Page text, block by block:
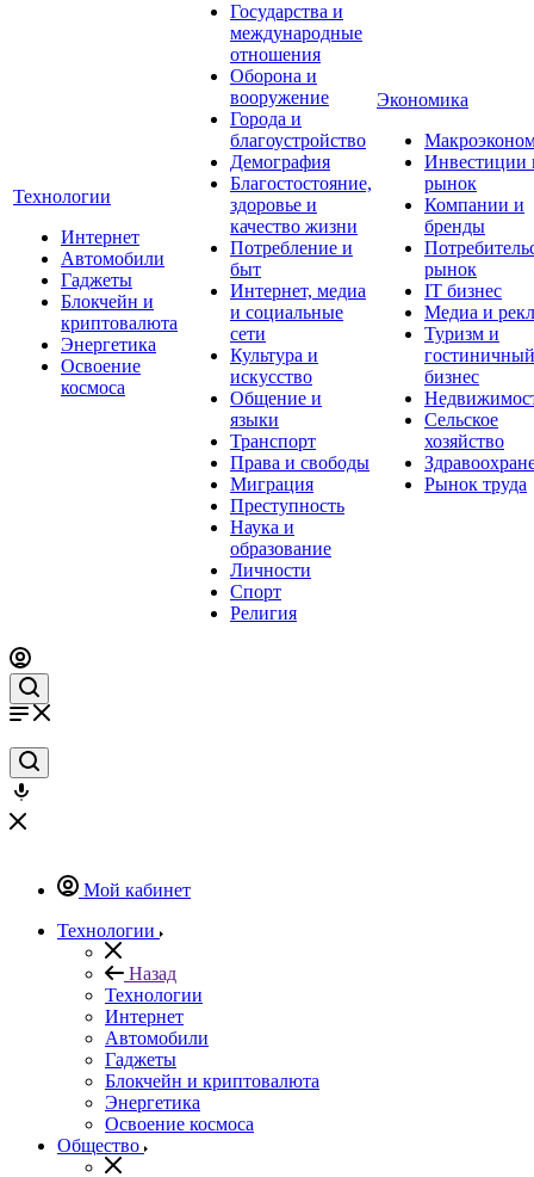
Технологии
Интернет
Автомобили
Гаджеты
Блокчейн и
криптовалюта
Энергетика
Освоение
космоса
Государства и
международные
отношения
Оборона и
вооружение
Города и
благоустройство
Демография
Благостостояние,
здоровье и
качество жизни
Потребление и
быт
Интернет, медиа
и социальные
сети
Культура и
искусство
Общение и
языки
Транспорт
Права и свободы
Миграция
Преступность
Наука и
образование
Личности
Спорт
Религия
Экономика
Инвестиции
рынок
Компании и
бренды
рынок
IT бизнес
Медиа и
Туризм и
гостиничный
бизнес
Сельское
хозяйство
Рынок труда
Мой кабинет
Технологии
Назад
Технологии
Интернет
Автомобили
Гаджеты
Блокчейн и криптовалюта
Энергетика
Освоение космоса
Общество